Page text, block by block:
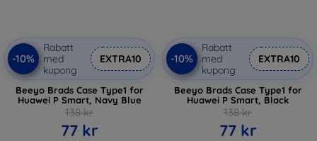
-10%
Rabatt
med
kupong
EXTRA10
Beeyo Brads Case Type1 for
Huawei P Smart, Navy Blue
138 kr
77 kr
-10%
Rabatt
med
kupong
EXTRA10
Beeyo Brads Case Type1 for
Huawei P Smart, Black
138 kr
77 kr